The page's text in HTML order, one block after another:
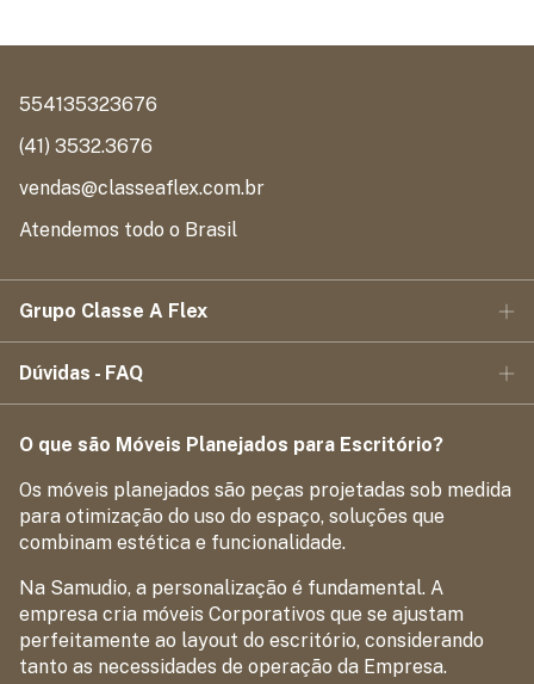
554135323676
(41) 3532.3676
vendas@classeaflex.com.br
Atendemos todo o Brasil
Grupo Classe A Flex
Dúvidas - FAQ
O que são Móveis Planejados para Escritório?
Os móveis planejados são peças projetadas sob medida
para otimização do uso do espaço, soluções que
combinam estética e funcionalidade.
Na Samudio, a personalização é fundamental. A
empresa cria móveis Corporativos que se ajustam
perfeitamente ao layout do escritório, considerando
tanto as necessidades de operação da Empresa.